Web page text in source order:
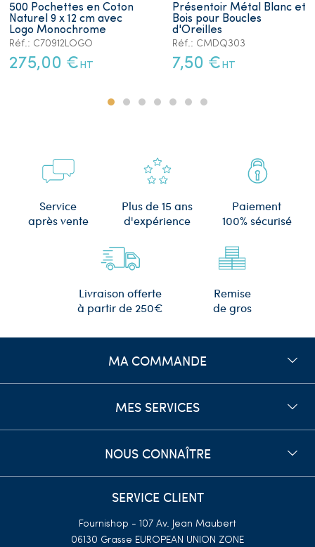
500 Pochettes en Coton
Naturel 9 x 12 cm avec
Logo Monochrome
Réf.: C70912LOGO
275,00 € HT
Présentoir Métal Blanc et
Bois pour Boucles
d'Oreilles
Réf.: CMDQ303
7,50 € HT
Service
après vente
Plus de 15 ans
d'expérience
Paiement
100% sécurisé
Livraison offerte
à partir de 250€
Remise
de gros
MA COMMANDE
MES SERVICES
NOUS CONNAÎTRE
SERVICE CLIENT
Fournishop - 107 Av. Jean Maubert
06130 Grasse EUROPEAN UNION ZONE